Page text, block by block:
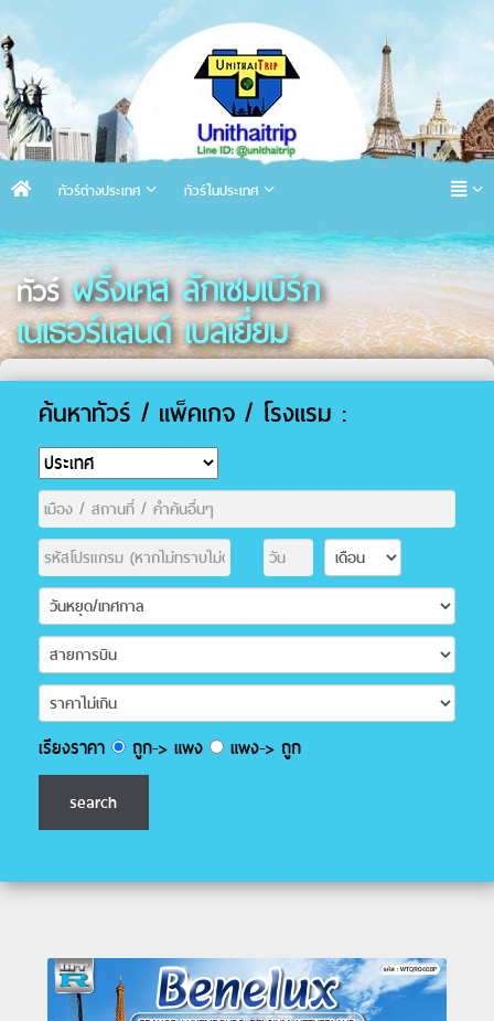
ทัวร์ต่างประเทศ ทัวร์ในประเทศ
ทัวร์ ฝรั่งเศส ลักเซมเบิร์ก
เนเธอร์แลนด์ เบลเยี่ยม
ค้นหาทัวร์ / แพ็คเกจ / โรงแรม :
เรียงราคา ถูก-> แพง แพง-> ถูก